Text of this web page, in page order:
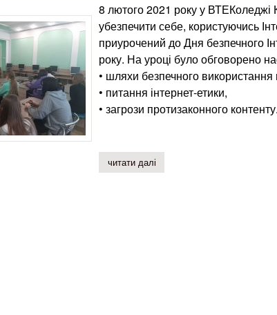
8 лютого 2021 року у ВТЕКоледжі
убезпечити себе, користуючись
приурочений до Дня безпечного
року. На уроці було обговорено
• шляхи безпечного
• питання інтернет-етики,
• загрози протизаконного контенту.
читати далі